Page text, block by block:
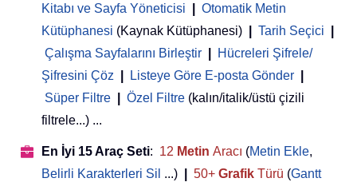
Kitabı ve Sayfa Yöneticisi
Otomatik Metin
Kütüphanesi (Kaynak Kütüphanesi) Tarih Seçici
Çalışma Sayfalarını Birleştir
Hücreleri Şifrele/
Şifresini Çöz
Listeye Göre E-posta Gönder
Süper Filtre
Özel Filtre (kalın/italik/üstü çizili
filtrele...) ...
En İyi 15 Araç Seti: 12 Metin Aracı (Metin Ekle,
Belirli Karakterleri Sil ...) 50+ Grafik Türü (Gantt